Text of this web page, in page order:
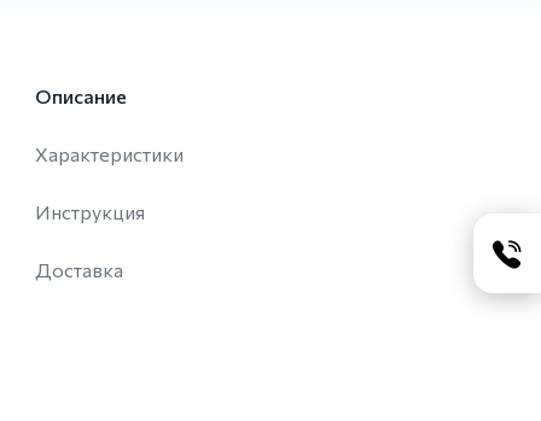
Описание
Характеристики
Инструкция
Доставка